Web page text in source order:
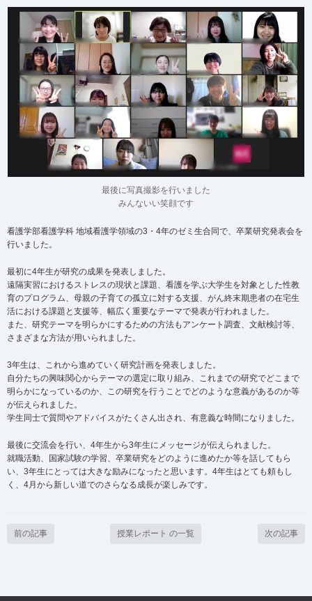
最後に写真撮影を行いました
みんないい笑顔です
看護学部看護学科 地域看護学領域の3・4年のゼミ生合同で、卒業研究発表会を
行いました。
最初に4年生が研究の成果を発表しました。
遠隔実習におけるストレスの現状と課題、看護を学ぶ大学生を対象とした性教
育のプログラム、母親の子育ての孤立に対する支援、がん終末期患者の在宅生
活における課題と支援等、幅広く重要なテーマで発表が行われました。
また、研究テーマを明らかにするための方法もアンケート調査、文献検討等、
さまざまな方法が用いられました。
3年生は、これから進めていく研究計画を発表しました。
自分たちの興味関心からテーマの選定に取り組み、これまでの研究でどこまで
明らかになっているのか、この研究を行うことでどのような意義があるのか等
が伝えられました。
学生同士で質問やアドバイスがたくさん出され、有意義な時間になりました。
最後に交流会を行い、4年生から3年生にメッセージが伝えられました。
就職活動、国家試験の学習、卒業研究をどのように進めたか等を話してもら
い、3年生にとっては大きな励みになったと思います。4年生はとても頼もし
く、4月から新しい道でのさらなる成長が楽しみです。
前の記事 授業レポート の一覧 次の記事